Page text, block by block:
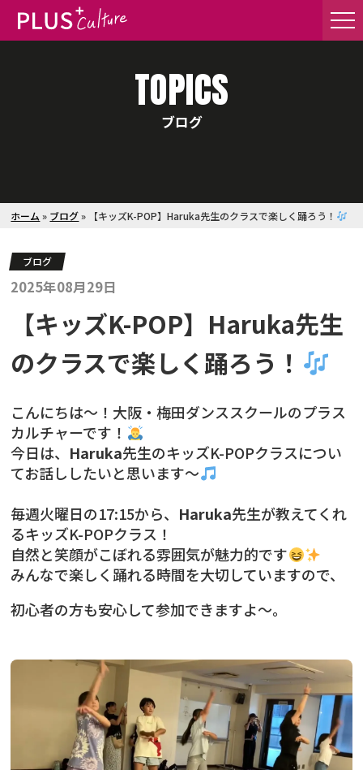
TOPICS
ブログ
ホーム » ブログ» 【キッズK-POP】Haruka先生のクラスで楽しく踊ろう！
ブログ
2025年08月29日
【キッズK-POP】Haruka先生
のクラスで楽しく踊ろう！
こんにちは〜！大阪・梅田ダンススクールのプラス
カルチャーです！
今日は、 Haruka先生のキッズK-POPクラスについ
てお話ししたいと思います〜
毎週火曜日の17:15から、 Haruka先生が教えてくれ
るキッズK-POPクラス！
自然と笑顔がこぼれる雰囲気が魅力的です
みんなで楽しく踊れる時間を大切していますので、
初心者の方も安心して参加できますよ〜。